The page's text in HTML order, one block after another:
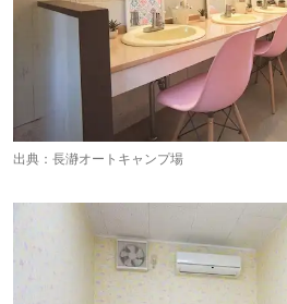
出典： 長瀞オートキャンプ場